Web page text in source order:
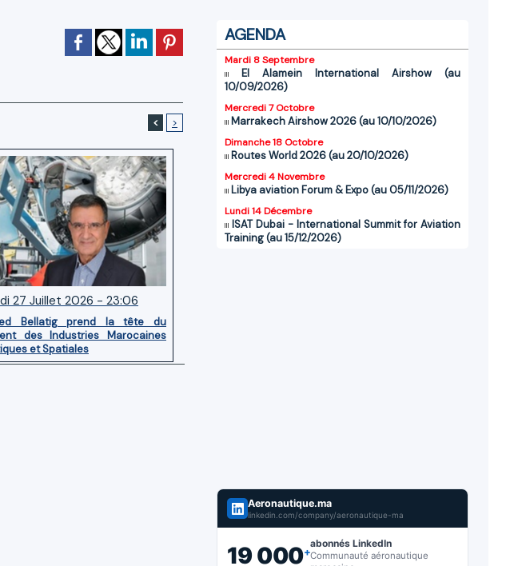
< >
27 Juillet 2026 - 23:06
Bellatig prend la tête du
des Industries Marocaines
et Spatiales
AGENDA
Mardi 8 Septembre
El Alamein International Airshow (au
10/09/2026)
Mercredi 7 Octobre
Marrakech Airshow 2026 (au 10/10/2026)
Dimanche 18 Octobre
Routes World 2026 (au 20/10/2026)
Mercredi 4 Novembre
Libya aviation Forum & Expo (au 05/11/2026)
Lundi 14 Décembre
ISAT Dubai - International Summit for Aviation
Training (au 15/12/2026)
Aeronautique.ma
linkedin.com/company/aeronautique-ma
19 000+
abonnés LinkedIn
Communauté aéronautique